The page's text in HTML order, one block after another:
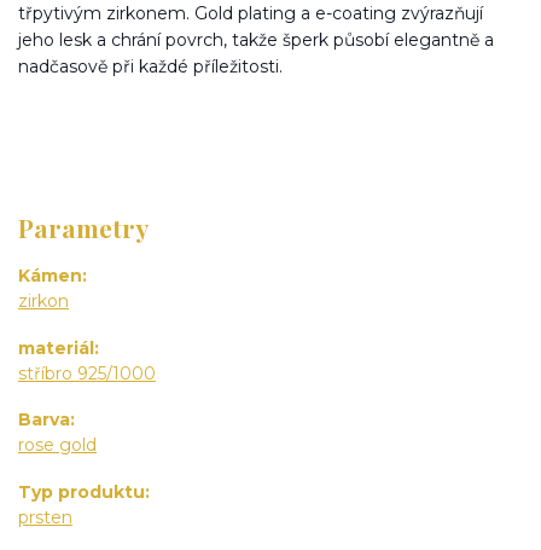
třpytivým zirkonem. Gold plating a e-coating zvýrazňují
jeho lesk a chrání povrch, takže šperk působí elegantně a
nadčasově při každé příležitosti.
Parametry
Kámen
zirkon
materiál
stříbro 925/1000
Barva
rose gold
Typ produktu
prsten